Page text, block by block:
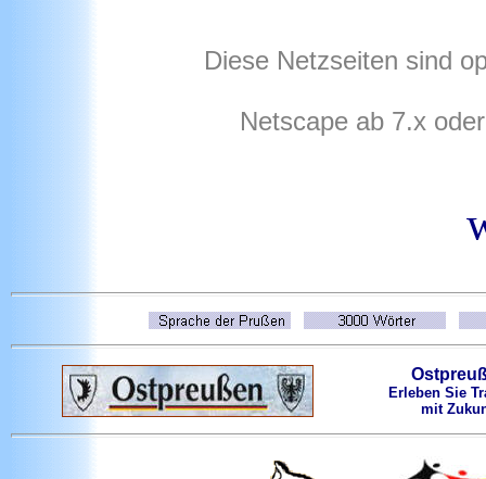
Diese Netzseiten sind
Netscape ab 7.x
Erleben Sie
mit